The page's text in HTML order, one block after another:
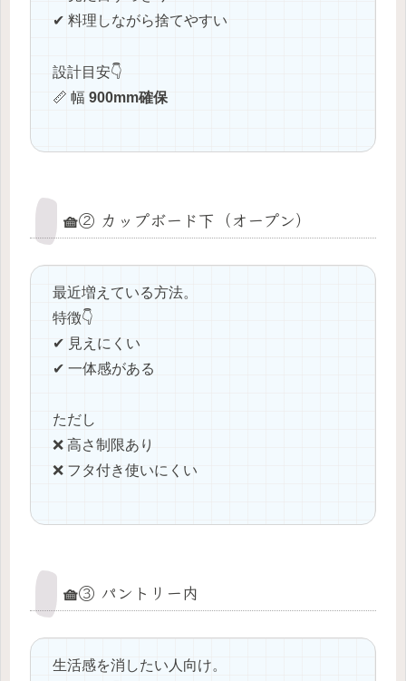
✔ 料理しながら捨てやすい
設計目安👇
📏 幅 900mm確保
🧺② カップボード下（オープン）
最近増えている方法。
特徴👇
✔ 見えにくい
✔ 一体感がある
ただし
❌ 高さ制限あり
❌ フタ付き使いにくい
🧺③ パントリー内
生活感を消したい人向け。